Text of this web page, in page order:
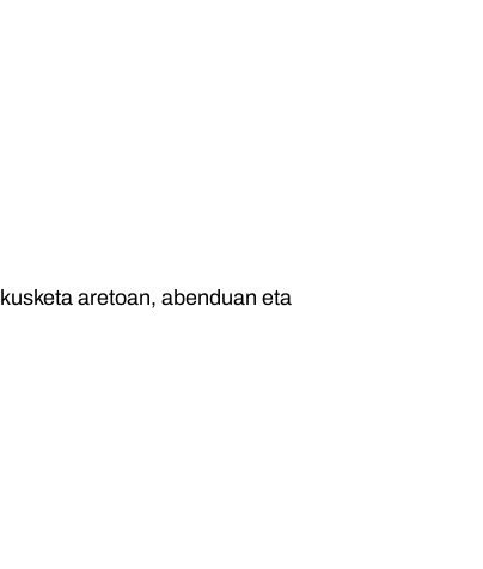
aretoan, abenduan eta